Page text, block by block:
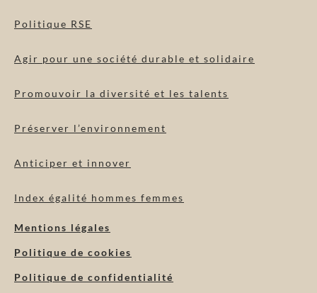
Politique RSE
Agir pour une société durable et solidaire
Promouvoir la diversité et les talents
Préserver l’environnement
Anticiper et innover
Index égalité hommes femmes
Mentions légales
Politique de cookies
Politique de confidentialité